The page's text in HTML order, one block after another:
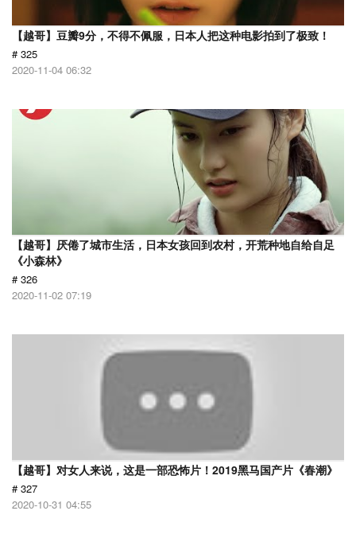
【越哥】豆瓣9分，不得不佩服，日本人把这种电影拍到了极致！
# 325
2020-11-04 06:32
【越哥】厌倦了城市生活，日本女孩回到农村，开荒种地自给自足
《小森林》
# 326
2020-11-02 07:19
【越哥】对女人来说，这是一部恐怖片！2019黑马国产片《春潮》
# 327
2020-10-31 04:55